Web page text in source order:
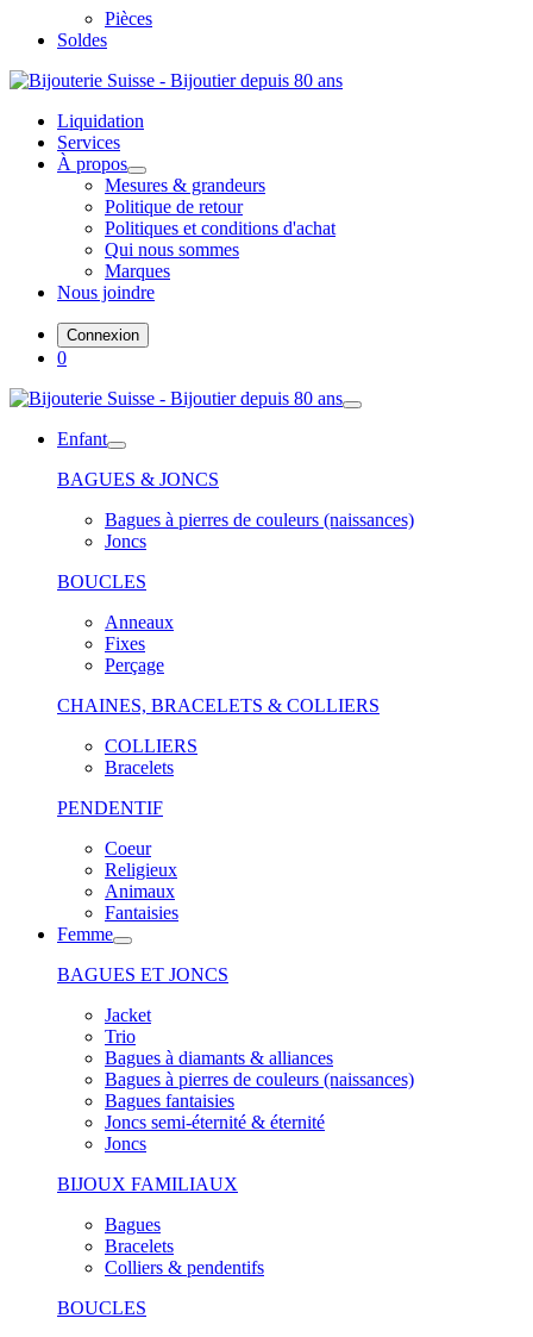
Pièces
Soldes
Liquidation
Services
À propos
Mesures & grandeurs
Politique de retour
Politiques et conditions d'achat
Qui nous sommes
Marques
Nous joindre
Connexion
0
Enfant
BAGUES & JONCS
Bagues à pierres de couleurs (naissances)
Joncs
BOUCLES
Anneaux
Fixes
Perçage
CHAINES, BRACELETS & COLLIERS
COLLIERS
Bracelets
PENDENTIF
Coeur
Religieux
Animaux
Fantaisies
Femme
BAGUES ET JONCS
Jacket
Trio
Bagues à diamants & alliances
Bagues à pierres de couleurs (naissances)
Bagues fantaisies
Joncs semi-éternité & éternité
Joncs
BIJOUX FAMILIAUX
Bagues
Bracelets
Colliers & pendentifs
BOUCLES